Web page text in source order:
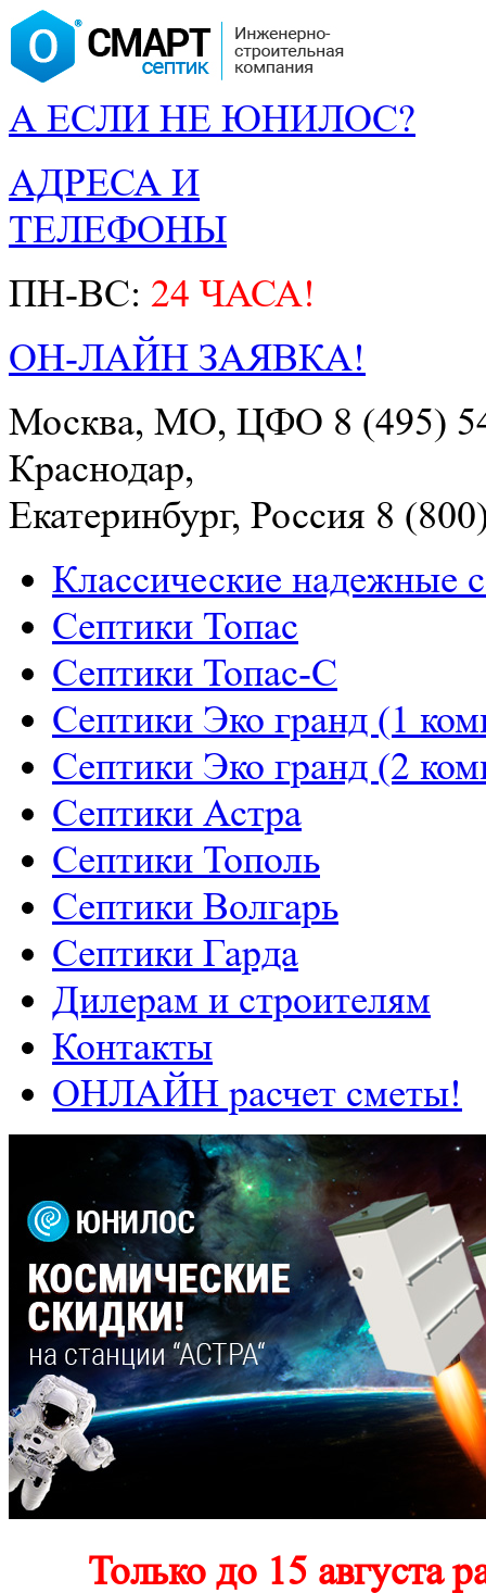
А ЕСЛИ НЕ ЮНИЛОС?
АДРЕСА И
ТЕЛЕФОНЫ
ПН-ВС: 24 ЧАСА!
ОН-ЛАЙН ЗАЯВКА!
Москва, МО, ЦФО 8 (495)
Краснодар,
Екатеринбург, Россия 8
Классические надежные
Септики Топас
Септики Топас-С
Септики Эко гранд (1
Септики Эко гранд (2
Септики Астра
Септики Тополь
Септики Волгарь
Септики Гарда
Дилерам и строителям
Контакты
ОНЛАЙН расчет сметы!
Только до 15 августа